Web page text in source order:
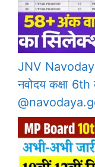
JNV
नवोदय कक्षा